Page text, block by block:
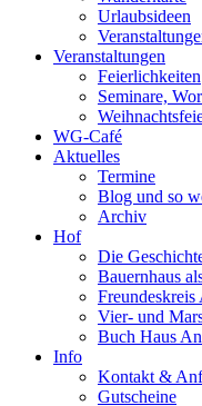
Urlaubsideen
Veranstaltungen
Feierlichkeiten
Seminare,
WG-Café
Aktuelles
Termine
Blog und so
Archiv
Hof
Die
Bauernhaus
Freundeskreis
Vier- und
Buch Haus
Info
Kontakt &
Gutscheine